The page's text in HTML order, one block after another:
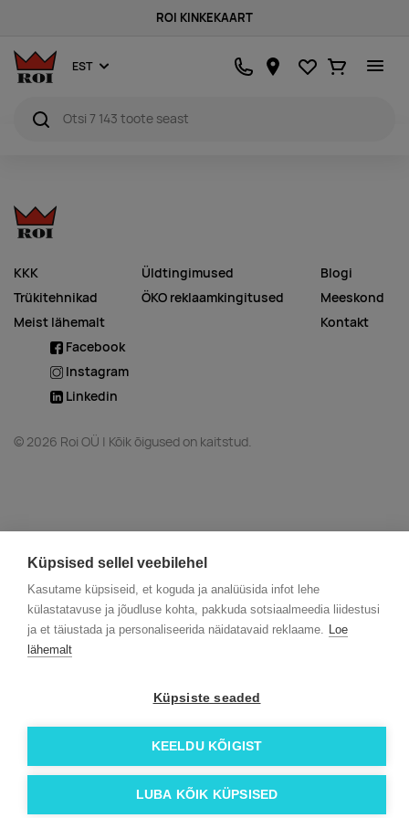
Küpsised sellel veebilehel
Kasutame küpsiseid, et koguda ja analüüsida infot lehe
külastatavuse ja jõudluse kohta, pakkuda sotsiaalmeedia liidestusi
ja et täiustada ja personaliseerida näidatavaid reklaame. Loe
lähemalt
Küpsiste seaded
KEELDU KÕIGIST
LUBA KÕIK KÜPSISED
ROI KINKEKAART
EST Lemmikud
Ostukorv
KKK
Trükitehnikad
Meist lähemalt
Üldtingimused
ÖKO reklaamkingitused
Blogi
Meeskond
Kontakt
Facebook
Instagram
Linkedin
© 2026 Roi OÜ | Kõik õigused on kaitstud.